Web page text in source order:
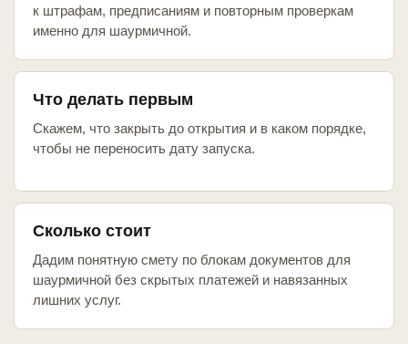
к штрафам, предписаниям и повторным проверкам
именно для шаурмичной.
Что делать первым
Скажем, что закрыть до открытия и в каком порядке,
чтобы не переносить дату запуска.
Сколько стоит
Дадим понятную смету по блокам документов для
шаурмичной без скрытых платежей и навязанных
лишних услуг.